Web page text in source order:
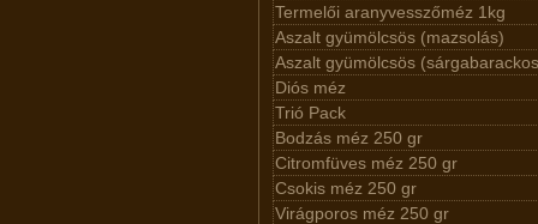
Termelői aranyvesszőméz 1kg
Aszalt gyümölcsös (mazsolás)
Aszalt gyümölcsös
Diós méz
Trió Pack
Bodzás méz 250 gr
Citromfüves méz 250 gr
Csokis méz 250 gr
Virágporos méz 250 gr